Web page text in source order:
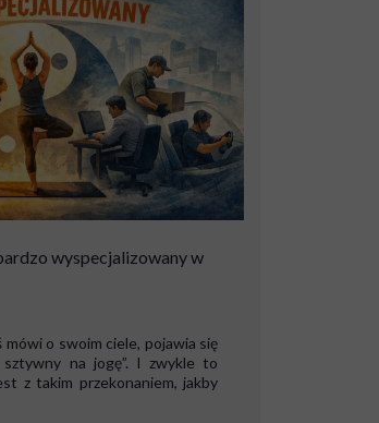
wyspecjalizowany w
o swoim ciele, pojawia się
na jogę”. I zwykle to
z takim przekonaniem, jakby